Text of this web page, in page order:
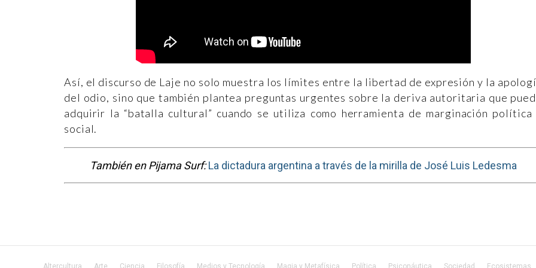
Así, el discurso de Laje no solo muestra los límites entre la libertad de expresión y la
del odio, sino que también plantea preguntas urgentes sobre la deriva autoritaria que
adquirir la “batalla cultural” cuando se utiliza como herramienta de marginación política
social.
También en Pijama Surf: La dictadura argentina a través de la mirilla de José Luis Ledesma